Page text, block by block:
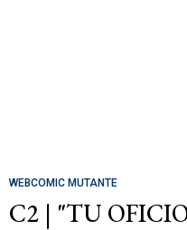
WEBCOMIC MUTANTE
C2 | "TU